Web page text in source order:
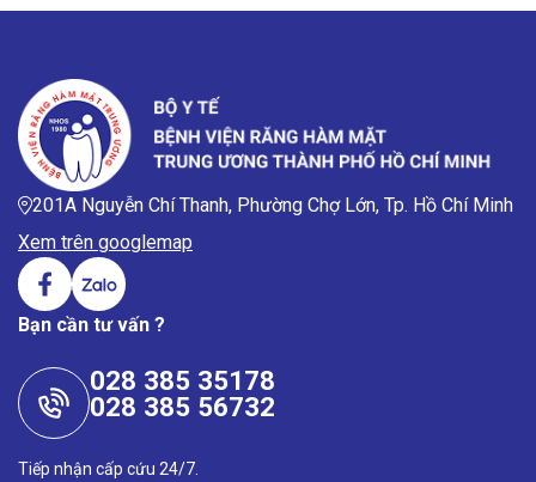
201A Nguyễn Chí Thanh, Phường Chợ Lớn, Tp. Hồ Chí Minh
Xem trên googlemap
Bạn cần tư vấn ?
028 385 35178
028 385 56732
Tiếp nhận cấp cứu 24/7.